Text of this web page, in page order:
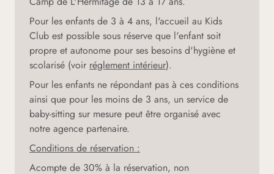
Pour les enfants de 3 à 4 ans, l'accueil au Kids
Club est possible sous réserve que l'enfant soit
propre et autonome pour ses besoins d'hygiène et
scolarisé (voir réglement intérieur).
Pour les enfants ne répondant pas à ces conditions
ainsi que pour les moins de 3 ans, un service de
baby-sitting sur mesure peut être organisé avec
notre agence partenaire.
Conditions de réservation :
Acompte de 30% à la réservation, non